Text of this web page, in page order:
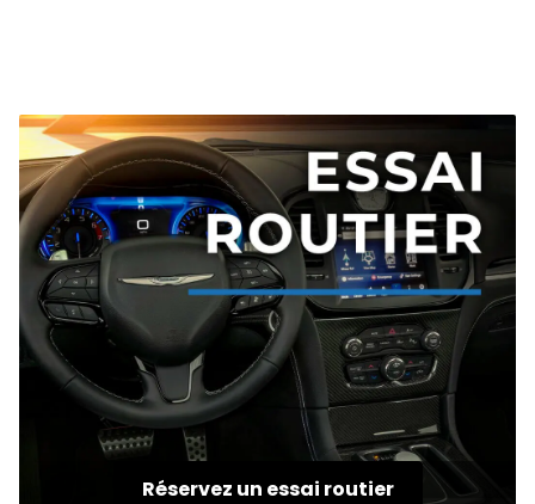
Réservez un essai routier